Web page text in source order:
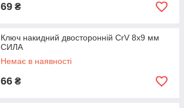
69 ₴
Ключ накидний двосторонній CrV 8x9 мм
СИЛА
Немає в наявності
66 ₴